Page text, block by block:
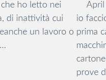
ho letto nei
di inattività cui
un lavoro o
io
prima
prove